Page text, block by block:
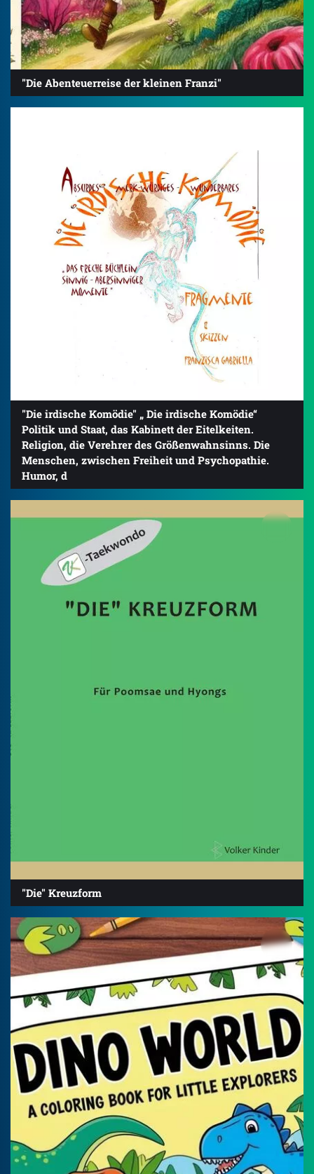
"Die Abenteuerreise der kleinen Franzi"
"Die irdische Komödie" „ Die irdische Komödie“
Politik und Staat, das Kabinett der Eitelkeiten.
Religion, die Verehrer des Größenwahnsinns. Die
Menschen, zwischen Freiheit und Psychopathie.
Humor, d
"Die" Kreuzform